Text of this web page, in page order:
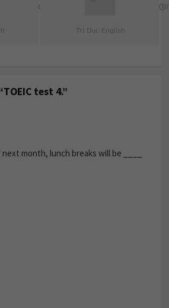
test 4.”
month, lunch breaks will be ____